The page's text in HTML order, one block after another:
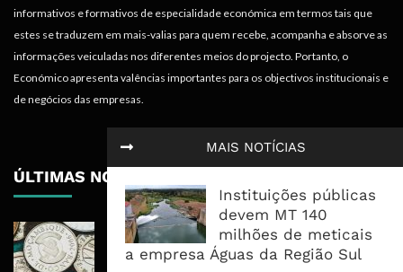
MAIS NOTÍCIAS
Instituições públicas
devem MT 140
milhões de meticais
a empresa Águas da Região Sul
informativos e formativos de especialidade económica em termos tais que
estes se traduzem em mais-valias para quem recebe, acompanha e absorve as
informações veiculadas nos diferentes meios do projecto. Portanto, o
Económico apresenta valências importantes para os objectivos institucionais e
de negócios das empresas.
ÚLTIMAS NOTÍCIAS
Economia Moçambicana Procura
Recuperar em 2026, Mas Crédito,